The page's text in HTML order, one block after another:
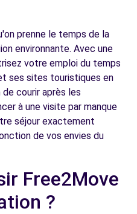
(C)
5.9
km
- MASSY CEDEX
6.0
DE TASSIGNY
prenne le temps de la
environnante. Avec une
votre emploi du temps
ses sites touristiques en
courir après les
à une visite par manque
séjour exactement
de vos envies du
Free2Move
?